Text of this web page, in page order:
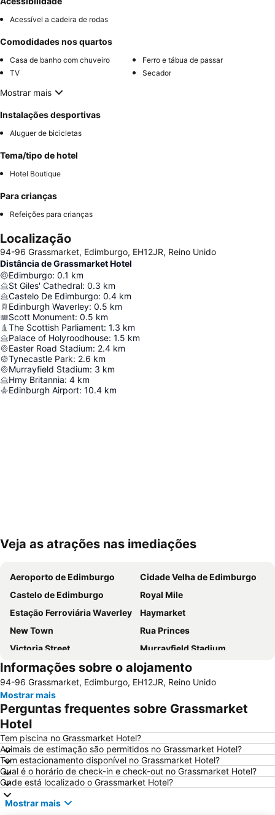
Acessível a cadeira de rodas
Comodidades nos quartos
Casa de banho com chuveiro
Ferro e tábua de passar
TV
Secador
Mostrar mais
Instalações desportivas
Aluguer de bicicletas
Tema/tipo de hotel
Hotel Boutique
Para crianças
Refeições para crianças
Localização
94-96 Grassmarket, Edimburgo, EH12JR, Reino Unido
Distância de Grassmarket Hotel
Edimburgo: 0.1 km
St Giles' Cathedral: 0.3 km
Castelo De Edimburgo: 0.4 km
Edinburgh Waverley: 0.5 km
Scott Monument: 0.5 km
The Scottish Parliament: 1.3 km
Palace of Holyroodhouse: 1.5 km
Easter Road Stadium: 2.4 km
Tynecastle Park: 2.6 km
Murrayfield Stadium: 3 km
Hmy Britannia: 4 km
Edinburgh Airport: 10.4 km
Ampliar mapa
Veja as atrações nas imediações
Aeroporto de Edimburgo
Cidade Velha de Edimburgo
Castelo de Edimburgo
Royal Mile
Estação Ferroviária Waverley
Haymarket
New Town
Rua Princes
Victoria Street
Murrayfield Stadium
Grassmarket
Museu Nacional da Escócia
Galeria Nacional da Escócia
Leith
City Art Centre
The Royal Mile Gallery
St James Quarter
The Witchery by the Castle
Edinburgh Park
Scott Monument
Marchmont
Stockbridge
Greyfriars Kirk
Cowgate
Holyrood Park
Braid Hills
Informações sobre o alojamento
94-96 Grassmarket, Edimburgo, EH12JR, Reino Unido
Mostrar mais
Perguntas frequentes sobre Grassmarket
Hotel
Tem piscina no Grassmarket Hotel?
Animais de estimação são permitidos no Grassmarket Hotel?
Tem estacionamento disponível no Grassmarket Hotel?
Qual é o horário de check-in e check-out no Grassmarket Hotel?
Onde está localizado o Grassmarket Hotel?
Mostrar mais